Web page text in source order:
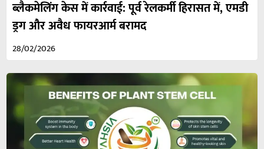
ब्लैकमेलिंग केस में कार्रवाई: पूर्व रेलकर्मी हिरासत में, एमडी
ड्रग और अवैध फायरआर्म बरामद
28/02/2026